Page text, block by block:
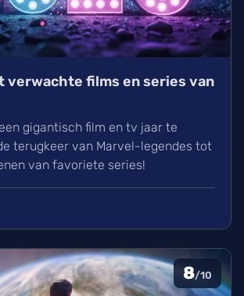
verwachte films en series van
gigantisch film en tv jaar te
terugkeer van Marvel-legendes tot
van favoriete series!
8/10